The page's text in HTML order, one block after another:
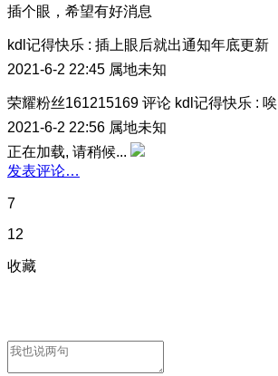
插个眼，希望有好消息
kdl记得快乐 : 插上眼后就出通知年底更新
2021-6-2 22:45 属地未知
荣耀粉丝161215169 评论 kdl记得快乐 : 唉
2021-6-2 22:56 属地未知
正在加载, 请稍候...
发表评论…
7
12
收藏